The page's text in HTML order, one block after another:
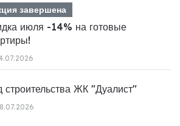
завершена
июля -14% на готовые
строительства ЖК "Дуалист"